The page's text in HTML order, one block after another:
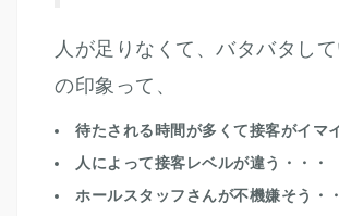
人が足りなくて、バタバタし
の印象って、
待たされる時間が多くて接客がイマ
人によって接客レベルが違う・・・
ホールスタッフさんが不機嫌そう・